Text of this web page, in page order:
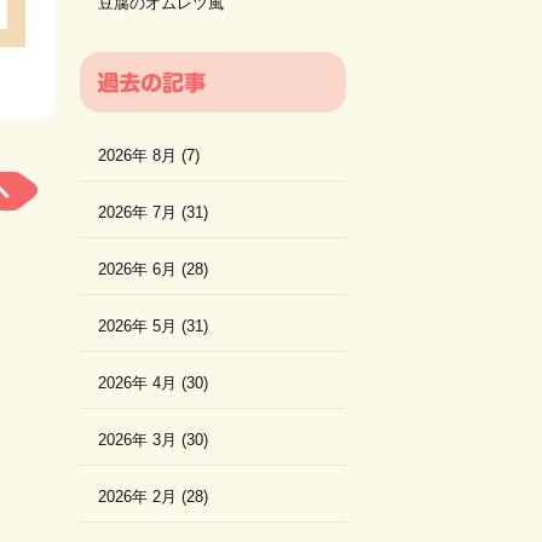
2026年 8月 (7)
2026年 7月 (31)
2026年 6月 (28)
2026年 5月 (31)
2026年 4月 (30)
2026年 3月 (30)
2026年 2月 (28)